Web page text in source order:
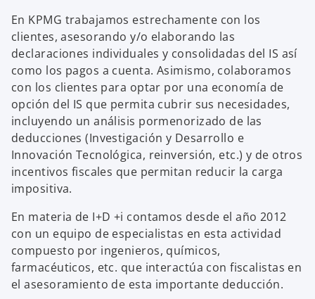
En KPMG trabajamos estrechamente con los
clientes, asesorando y/o elaborando las
declaraciones individuales y consolidadas del IS así
como los pagos a cuenta. Asimismo, colaboramos
con los clientes para optar por una economía de
opción del IS que permita cubrir sus necesidades,
incluyendo un análisis pormenorizado de las
deducciones (Investigación y Desarrollo e
Innovación Tecnológica, reinversión, etc.) y de otros
incentivos fiscales que permitan reducir la carga
impositiva.
En materia de I+D +i contamos desde el año 2012
con un equipo de especialistas en esta actividad
compuesto por ingenieros, químicos,
farmacéuticos, etc. que interactúa con fiscalistas en
el asesoramiento de esta importante deducción.